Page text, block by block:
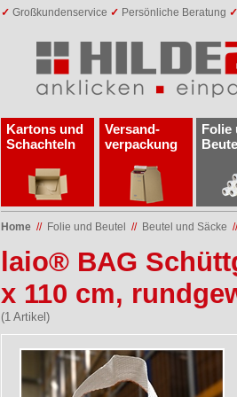
✓ Großkundenservice ✓ Persönliche Beratung ✓
Kartons und
Schachteln
Versand­
verpackung
Folie
Home // Folie und Beutel // Beutel und Säcke
laio® BAG
x 110 cm,
(1 Artikel)